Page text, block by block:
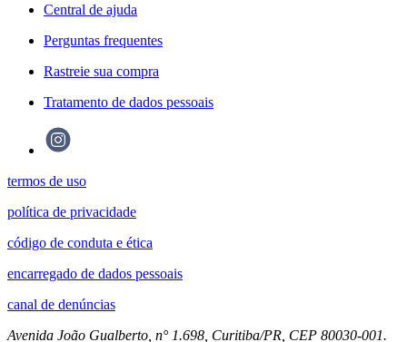
Central de ajuda
Perguntas frequentes
Rastreie sua compra
Tratamento de dados pessoais
termos de uso
política de privacidade
código de conduta e ética
encarregado de dados pessoais
canal de denúncias
Avenida João Gualberto, n° 1.698, Curitiba/PR, CEP 80030-001.